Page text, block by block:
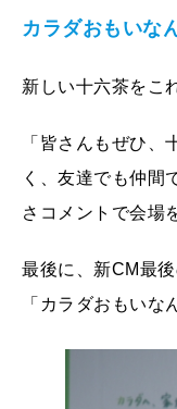
カラダおもいな
新しい十六茶をこ
「皆さんもぜひ
く、友達でも仲間
さコメントで会場
最後に、新CM最
「カラダおもい